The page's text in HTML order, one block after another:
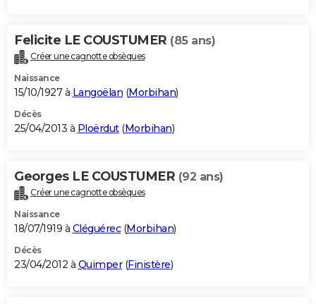
Felicite LE COUSTUMER (85 ans)
Créer une cagnotte obsèques
Naissance
15/10/1927 à Langoëlan (Morbihan)
Décès
25/04/2013 à Ploërdut(Morbihan)
Georges LE COUSTUMER (92 ans)
Créer une cagnotte obsèques
Naissance
18/07/1919 à Cléguérec(Morbihan)
Décès
23/04/2012 à Quimper(Finistère)